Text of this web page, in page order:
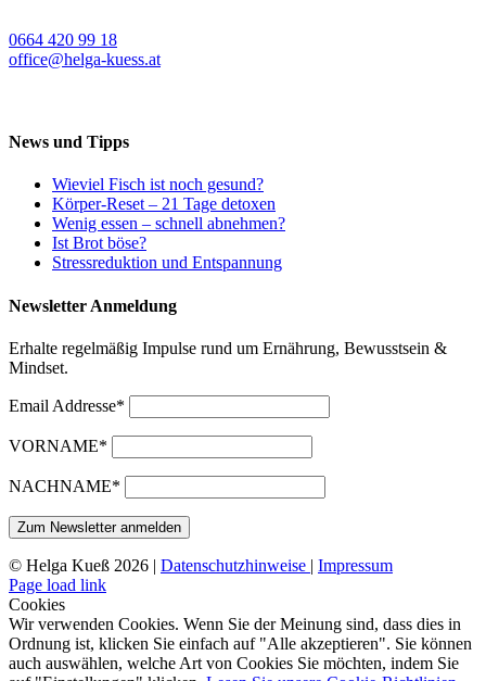
0664 420 99 18
office@helga-kuess.at
News und Tipps
Wieviel Fisch ist noch gesund?
Körper-Reset – 21 Tage detoxen
Wenig essen – schnell abnehmen?
Ist Brot böse?
Stressreduktion und Entspannung
Newsletter Anmeldung
Erhalte regelmäßig Impulse rund um Ernährung, Bewusstsein &
Mindset.
Email Addresse*
VORNAME*
NACHNAME*
© Helga Kueß 2026 | Datenschutzhinweise | Impressum
Page load link
Cookies
Wir verwenden Cookies. Wenn Sie der Meinung sind, dass dies in
Ordnung ist, klicken Sie einfach auf "Alle akzeptieren". Sie können
auch auswählen, welche Art von Cookies Sie möchten, indem Sie